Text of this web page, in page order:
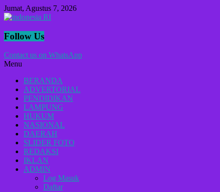
Lompat
ke
Jumat, Agustus 7, 2026
indonesia
Lugas
Menyikap
Berita,Terpercaya
Dan
Tegas
Follow Us
Contact us on WhatsApp
Menu
BERANDA
ADVERTORIAL
PENDIDIKAN
LAMPUNG
HUKUM
NASIONAL
DAERAH
SLIDER FOTO
REDAKSI
IKLAN
ADMIN
Log Masuk
Daftar